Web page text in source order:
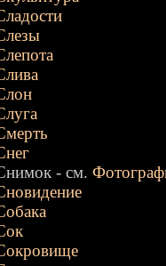
- см.